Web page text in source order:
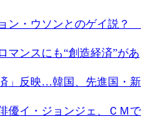
ン・ウソンとのゲイ説？
マンスにも“創造経済”があ
」反映…韓国、先進国・新
優イ・ジョンジェ、ＣＭで